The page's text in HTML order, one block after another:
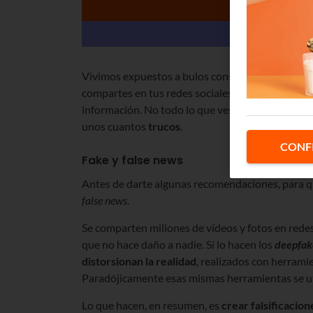
Vivimos expuestos a bulos constantes, noticias
compartes en tus redes sociales sin darte cuenta
información. No todo lo que ves y oyes es
unos cuantos trucos
Fake y false news
Antes de darte algunas recomendaciones, para
false news
Se comparten millones de vídeos y fotos en
que no hace daño a nadie. Sí lo hacen los
distorsionan la realidad , realizados con
Paradójicamente esas mismas herramientas se
Lo que hacen, en resumen, es crear